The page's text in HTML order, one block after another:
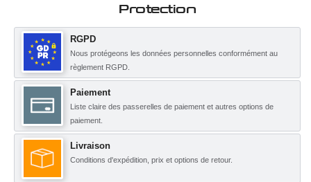
Protection
RGPD
Nous protégeons les données personnelles conformément au
règlement RGPD.
Paiement
Liste claire des passerelles de paiement et autres options de
paiement.
Livraison
Conditions d'expédition, prix et options de retour.